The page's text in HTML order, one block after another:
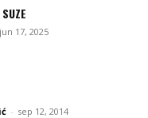
jun 17, 2025
- sep 12, 2014